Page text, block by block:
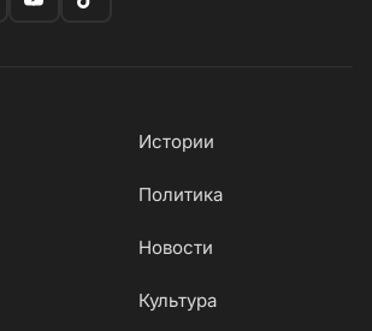
Истории
Политика
Новости
Культура